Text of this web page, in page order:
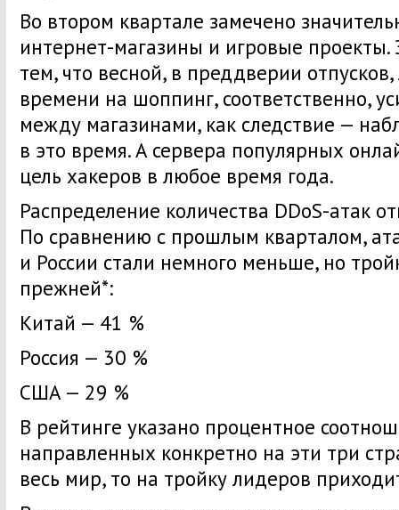
Во втором квартале замечено
интернет-магазины и игровые проекты.
тем, что весной, в преддверии
времени на шоппинг, соответственно,
между магазинами, как следствие —
в это время. А сервера популярных
цель хакеров в любое время года.
Распределение количества DDoS-атак
По сравнению с прошлым кварталом,
и России стали немного меньше, но
прежней*:
Китай — 41 %
Россия — 30 %
США — 29 %
В рейтинге указано процентное
направленных конкретно на эти три
весь мир, то на тройку лидеров